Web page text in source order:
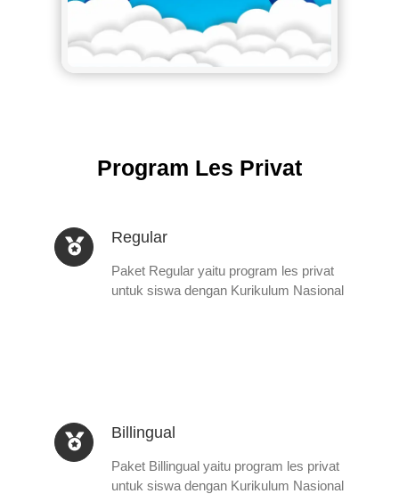
Program Les Privat
Regular
Paket Regular yaitu program les privat
untuk siswa dengan Kurikulum Nasional
Billingual
Paket Billingual yaitu program les privat
untuk siswa dengan Kurikulum Nasional